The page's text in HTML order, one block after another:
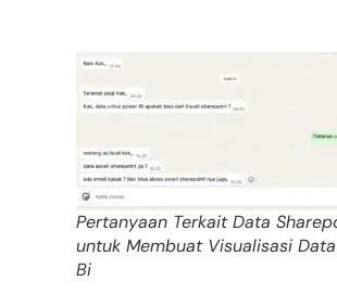
Pertanyaan Terkait Data
untuk Membuat Visualisasi
Bi